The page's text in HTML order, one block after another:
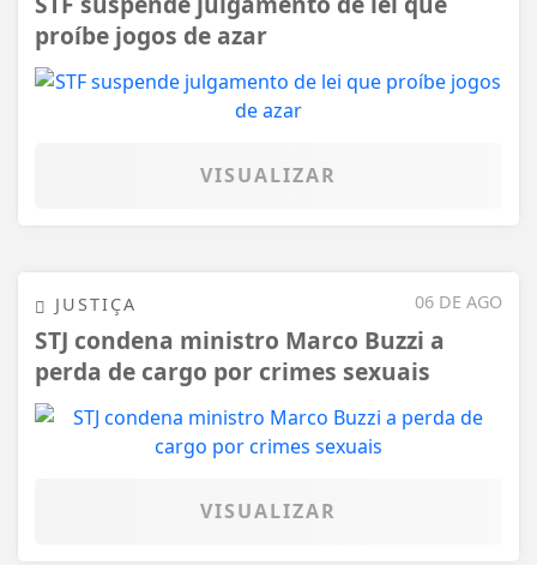
proíbe jogos de azar
VISUALIZAR
06 DE AGO
JUSTIÇA
STJ condena ministro Marco Buzzi a
perda de cargo por crimes sexuais
VISUALIZAR